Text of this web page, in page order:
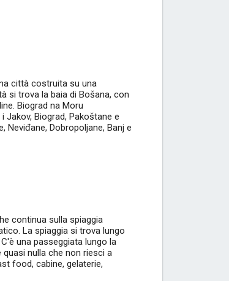
città costruita su una
si trova la baia di Bošana, con
Biograd na Moru
Jakov, Biograd, Pakoštane e
Neviđane, Dobropoljane, Banj e
continua sulla spiaggia
La spiaggia si trova lungo
una passeggiata lungo la
nulla che non riesci a
food, cabine, gelaterie,